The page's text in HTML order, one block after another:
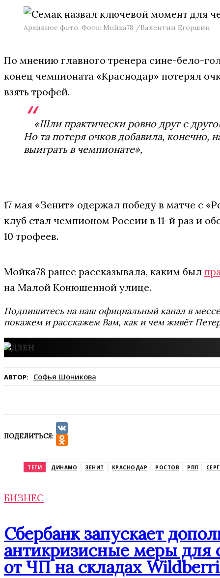
Архивное фото. Фото: Мойка78 /Валентин Егоршин
По мнению главного тренера сине-бело-
конец чемпионата «Краснодар» потерял
взять трофей.
«Шли практически ровно друг с
Но та потеря очков добавила, конечно,
выиграть в чемпионате»,
17 мая «Зенит» одержал победу в матче с
клуб стал чемпионом России в 11-й раз и
10 трофеев.
Мойка78 ранее рассказывала, каким был
на Малой Конюшенной улице.
Подпишитесь на наш официальный канал в
покажем и расскажем Вам, как и чем живёт
АВТОР: Софья Шоникова
ПОДЕЛИТЬСЯ:
VK
ТЕГИ ДИНАМО ЗЕНИТ КРАСНОДАР РОСТОВ РПЛ
БИЗНЕС
Сбербанк запускает
антикризисные меры для
от ЧП на складах